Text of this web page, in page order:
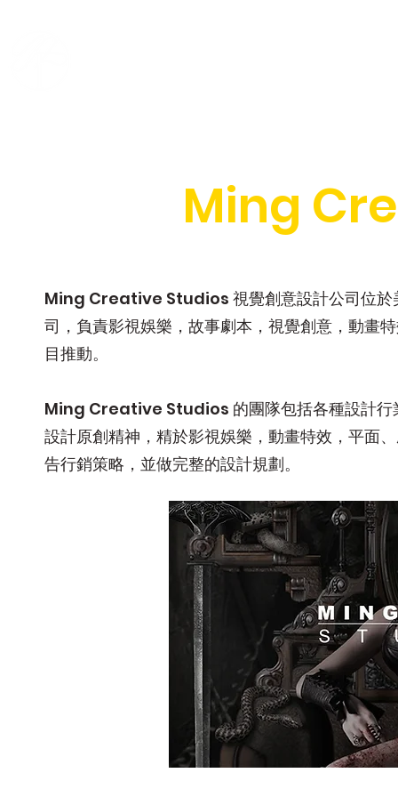
Ming
Ming Creative Studios 視覺創意設計公司位於
司，負責影視娛樂，故事劇本，視覺創意，動畫
目推動。
Ming Creative Studios 的團隊包括各種設計行
設計原創精神，精於影視娛樂，動畫特效，平面
告行銷策略，並做完整的設計規劃。